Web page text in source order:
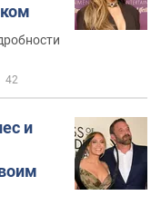
42
и